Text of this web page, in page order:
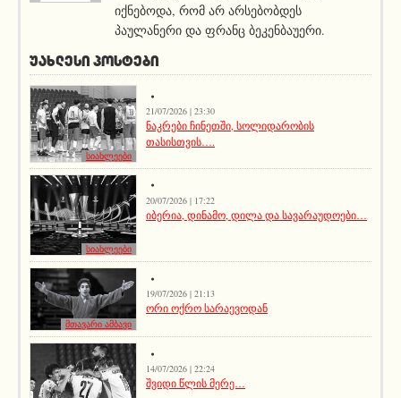
იქნებოდა, რომ არ არსებობდეს
პაულანერი და ფრანც ბეკენბაუერი.
ᲣᲐᲮᲚᲔᲡᲘ ᲞᲝᲡᲢᲔᲑᲘ
სიახლეები
21/07/2026 | 23:30
ნაკრები ჩინეთში, სოლიდარობის
თასისთვის….
სიახლეები
20/07/2026 | 17:22
იბერია, დინამო, დილა და სავარაუდოები…
მთავარი ამბავი
19/07/2026 | 21:13
ორი ოქრო სარაევოდან
14/07/2026 | 22:24
შვიდი წლის მერე…